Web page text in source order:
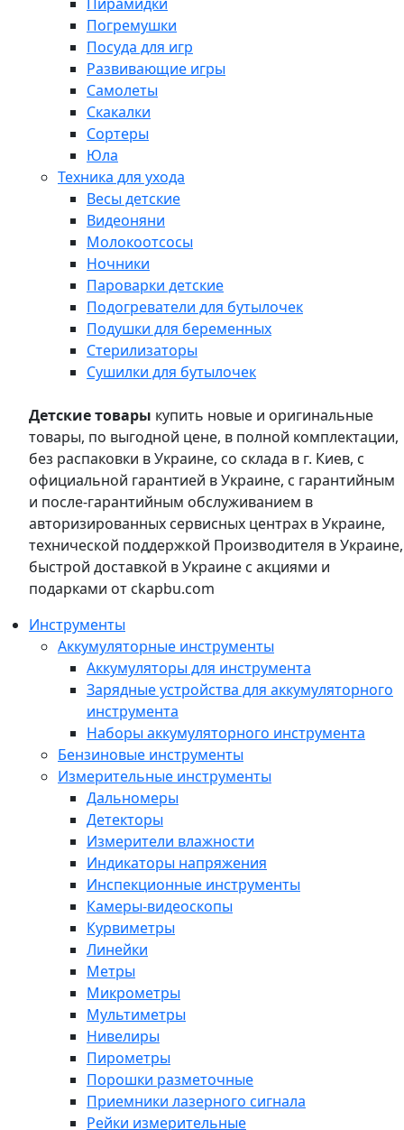
Погремушки
Посуда для игр
Развивающие игры
Самолеты
Скакалки
Сортеры
Юла
Техника для ухода
Весы детские
Видеоняни
Молокоотсосы
Ночники
Пароварки детские
Подогреватели для бутылочек
Подушки для беременных
Стерилизаторы
Сушилки для бутылочек
Детские товары купить новые и оригинальные
товары, по выгодной цене, в полной комплектации,
без распаковки в Украине, со склада в г. Киев, с
официальной гарантией в Украине, с гарантийным
и после-гарантийным обслуживанием в
авторизированных сервисных центрах в Украине,
технической поддержкой Производителя в Украине,
быстрой доставкой в Украине с акциями и
подарками от ckapbu.com
Инструменты
Аккумуляторные инструменты
Аккумуляторы для инструмента
Зарядные устройства для аккумуляторного
инструмента
Наборы аккумуляторного инструмента
Бензиновые инструменты
Измерительные инструменты
Дальномеры
Детекторы
Измерители влажности
Индикаторы напряжения
Инспекционные инструменты
Камеры-видеоскопы
Курвиметры
Линейки
Метры
Микрометры
Мультиметры
Нивелиры
Пирометры
Порошки разметочные
Приемники лазерного сигнала
Рейки измерительные